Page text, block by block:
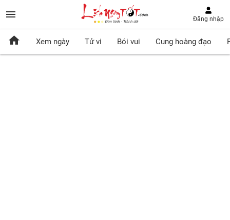
Đăng nhập
Xem ngày Tử vi Bói vui Cung hoàng đạo